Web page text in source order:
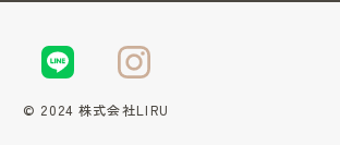
© 2024 株式会社LIRU